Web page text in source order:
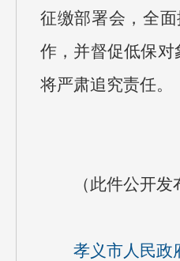
征缴部署会，全
作，并督促低保
将严肃追究责任。
（此件公开发
孝义市人民政